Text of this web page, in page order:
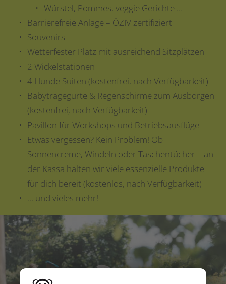
Würstel, Pommes, veggie Gerichte …
Barrierefreie Anlage – ÖZIV zertifiziert
Souvenirs
Wetterfester Platz mit ausreichend Sitzplätzen
2 Wickelstationen
4 Hunde Suiten (kostenfrei, nach Verfügbarkeit)
Babytragegurte & Regenschirme zum Ausborgen
(kostenfrei, nach Verfügbarkeit)
Pavillon für Workshops und Betriebsausflüge
Etwas vergessen? Kein Problem! Ob
Sonnencreme, Windeln oder Taschentücher – an
der Kassa halten wir viele essenzielle Produkte
für dich bereit (kostenlos, nach Verfügbarkeit)
… und vieles mehr!